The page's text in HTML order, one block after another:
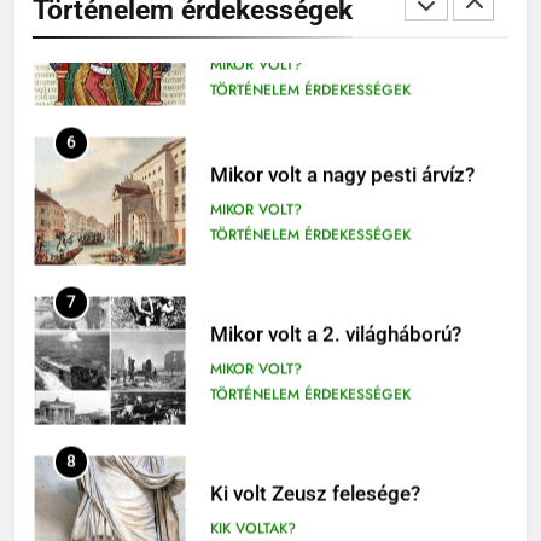
Történelem érdekességek
MIKOR VOLT?
TÖRTÉNELEM ÉRDEKESSÉGEK
6
TÖRTÉNELEM ÉRDEKESSÉGEK
7
TÖRTÉNELEM ÉRDEKESSÉGEK
8
TÖRTÉNELEM ÉRDEKESSÉGEK
OLVASÓNAPLÓK
1
Mikszáth Kálmán: Tót atyafiak,
OLVASÓNAPLÓK
2
3
Kemény Zsigmond: A rajongók
OLVASÓNAPLÓK
11
Az emberi test öregedésének
12
Darwin és az evolúció: Hogyan
13